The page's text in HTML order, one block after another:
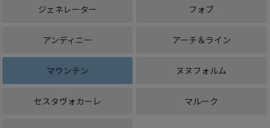
ジェネレーター フォブ
アンディニー アーチ＆ライン
マウンテン ヌヌフォルム
セスタヴォカーレ マルーク